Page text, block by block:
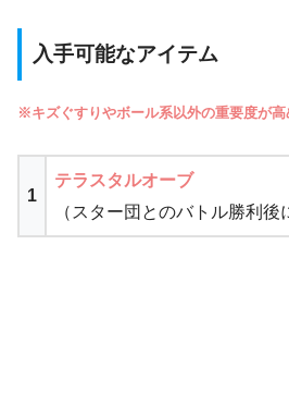
入手可能なアイテム
※キズぐすりやボール系以外の重要度が
1
テラスタルオーブ
（スター団とのバトル勝利後